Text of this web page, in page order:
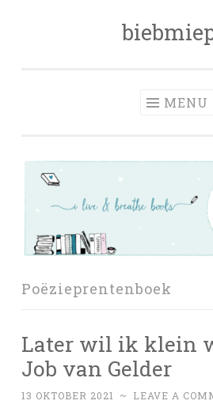
MENU
Poëzieprentenboek
Later wil ik klein
Job van Gelder
13 OKTOBER 2021 ~ LEAVE A